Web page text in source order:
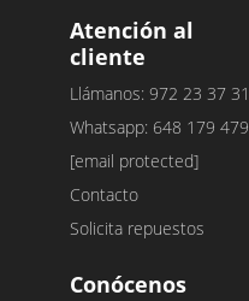
Atención al
cliente
Llámanos: 972 23 37 31
Whatsapp: 648 179 479
[email protected]
Contacto
Solicita repuestos
Conócenos